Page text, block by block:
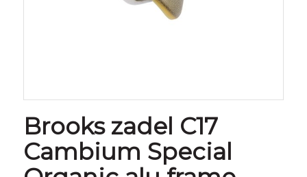
Brooks zadel C17
Cambium Special